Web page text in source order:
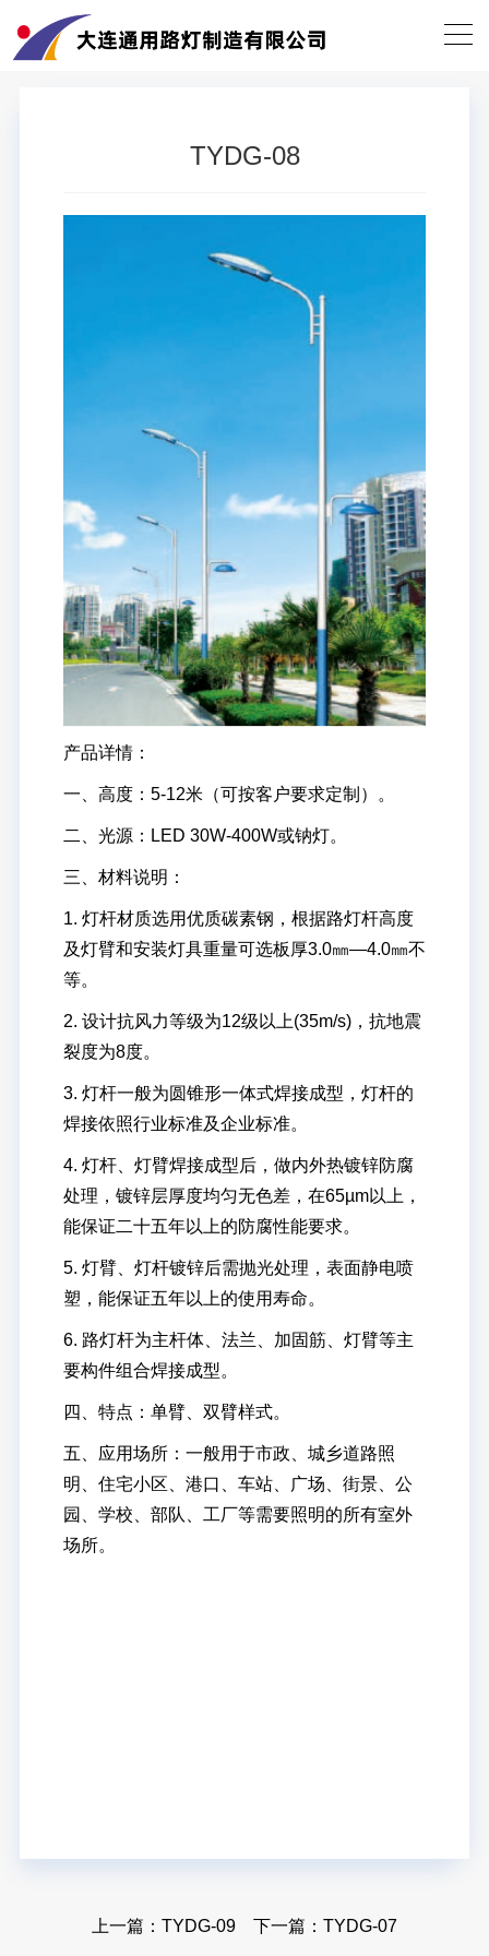
请输入搜索关键词
返回列表
当前位置：首页>产品中心>TYDG-08
TYDG-08
产品详情：
一、高度：5-12米（可按客户要求定制）。
二、光源：LED 30W-400W或钠灯。
三、材料说明：
1. 灯杆材质选用优质碳素钢，根据路灯杆高度
及灯臂和安装灯具重量可选板厚3.0㎜—4.0㎜不
等。
2. 设计抗风力等级为12级以上(35m/s)，抗地震
裂度为8度。
3. 灯杆一般为圆锥形一体式焊接成型，灯杆的
焊接依照行业标准及企业标准。
4. 灯杆、灯臂焊接成型后，做内外热镀锌防腐
处理，镀锌层厚度均匀无色差，在65µm以上，
能保证二十五年以上的防腐性能要求。
5. 灯臂、灯杆镀锌后需抛光处理，表面静电喷
塑，能保证五年以上的使用寿命。
6. 路灯杆为主杆体、法兰、加固筋、灯臂等主
要构件组合焊接成型。
四、特点：单臂、双臂样式。
五、应用场所：一般用于市政、城乡道路照
明、住宅小区、港口、车站、广场、街景、公
园、学校、部队、工厂等需要照明的所有室外
场所。
上一篇： TYDG-09 下一篇：TYDG-07